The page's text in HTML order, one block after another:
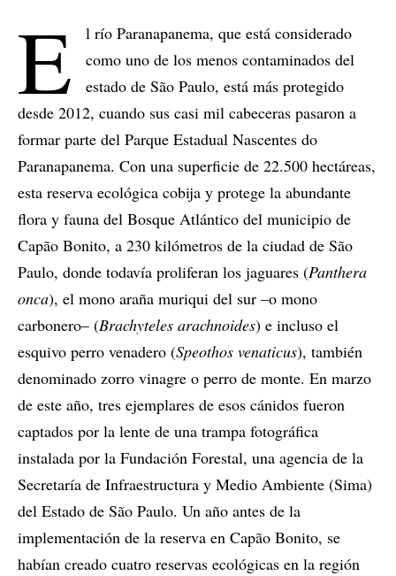
E
l río Paranapanema, que está considerado
como uno de los menos contaminados del
estado de São Paulo, está más protegido
desde 2012, cuando sus casi mil cabeceras pasaron a
formar parte del Parque Estadual Nascentes do
Paranapanema. Con una superficie de 22.500 hectáreas,
esta reserva ecológica cobija y protege la abundante
flora y fauna del Bosque Atlántico del municipio de
Capão Bonito, a 230 kilómetros de la ciudad de São
Paulo, donde todavía proliferan los jaguares (Panthera
onca), el mono araña muriqui del sur –o mono
carbonero– (Brachyteles arachnoides) e incluso el
esquivo perro venadero (Speothos venaticus), también
denominado zorro vinagre o perro de monte. En marzo
de este año, tres ejemplares de esos cánidos fueron
captados por la lente de una trampa fotográfica
instalada por la Fundación Forestal, una agencia de la
Secretaría de Infraestructura y Medio Ambiente (Sima)
del Estado de São Paulo. Un año antes de la
implementación de la reserva en Capão Bonito, se
habían creado cuatro reservas ecológicas en la región